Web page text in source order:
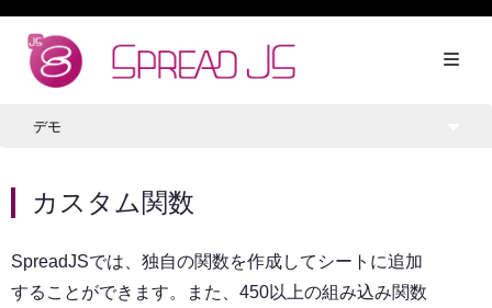
デモ
カスタム関数
SpreadJSでは、独自の関数を作成してシートに追加
することができます。また、450以上の組み込み関数